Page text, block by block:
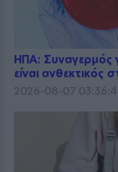
ΗΠΑ: Συναγερμός
είναι ανθεκτικός
2026-08-07